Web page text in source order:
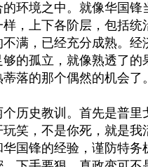
环境之中。就像华国锋
，上下各阶层，包括统
满，已经充分成熟。经
的孤立，就像熟透了的
落的那个偶然的机会了。
历史教训。首先是普里
笑，不是你死，就是我
国锋的经验，谨防特务